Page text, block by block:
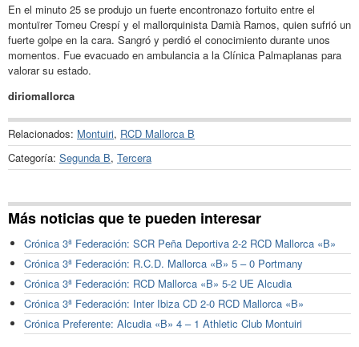
En el minuto 25 se produjo un fuerte encontronazo fortuito entre el
montuïrer Tomeu Crespí y el mallorquinista Damià Ramos, quien sufrió un
fuerte golpe en la cara. Sangró y perdió el conocimiento durante unos
momentos. Fue evacuado en ambulancia a la Clínica Palmaplanas para
valorar su estado.
diriomallorca
Relacionados: Montuiri, RCD Mallorca B
Categoría: Segunda B, Tercera
Más noticias que te pueden interesar
Crónica 3ª Federación: SCR Peña Deportiva 2-2 RCD Mallorca «B»
Crónica 3ª Federación: R.C.D. Mallorca «B» 5 – 0 Portmany
Crónica 3ª Federación: RCD Mallorca «B» 5-2 UE Alcudia
Crónica 3ª Federación: Inter Ibiza CD 2-0 RCD Mallorca «B»
Crónica Preferente: Alcudia «B» 4 – 1 Athletic Club Montuiri